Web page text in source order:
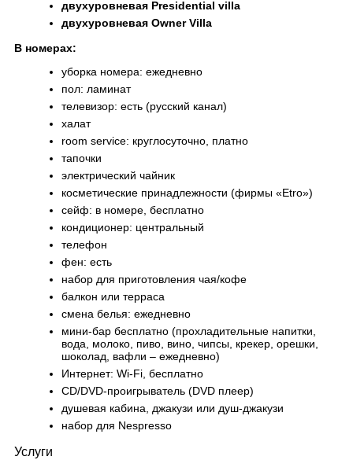
двухуровневая Presidential villa
двухуровневая Owner Villa
В номерах:
уборка номера: ежедневно
пол: ламинат
телевизор: есть (русский канал)
халат
room service: круглосуточно, платно
тапочки
электрический чайник
косметические принадлежности (фирмы «Etro»)
сейф: в номере, бесплатно
кондиционер: центральный
телефон
фен: есть
набор для приготовления чая/кофе
балкон или терраса
смена белья: ежедневно
мини-бар бесплатно (прохладительные напитки,
вода, молоко, пиво, вино, чипсы, крекер, орешки,
шоколад, вафли – ежедневно)
Интернет: Wi-Fi, бесплатно
CD/DVD-проигрыватель (DVD плеер)
душевая кабина, джакузи или душ-джакузи
набор для Nespresso
Услуги